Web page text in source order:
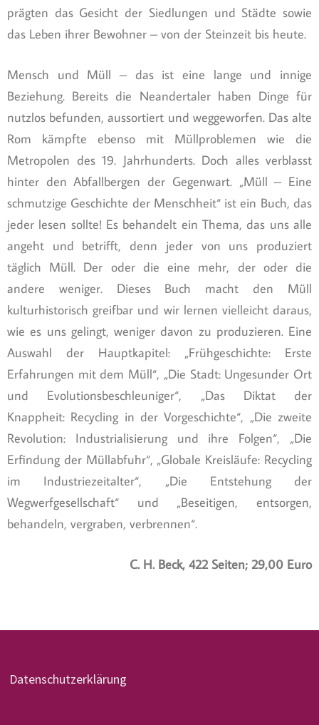
prägten das Gesicht der Siedlungen und Städte sowie
das Leben ihrer Bewohner – von der Steinzeit bis heute.
Mensch und Müll – das ist eine lange und innige
Beziehung. Bereits die Neandertaler haben Dinge für
nutzlos befunden, aussortiert und weggeworfen. Das alte
Rom kämpfte ebenso mit Müllproblemen wie die
Metropolen des 19. Jahrhunderts. Doch alles verblasst
hinter den Abfallbergen der Gegenwart. „Müll – Eine
schmutzige Geschichte der Menschheit“ ist ein Buch, das
jeder lesen sollte! Es behandelt ein Thema, das uns alle
angeht und betrifft, denn jeder von uns produziert
täglich Müll. Der oder die eine mehr, der oder die
andere weniger. Dieses Buch macht den Müll
kulturhistorisch greifbar und wir lernen vielleicht daraus,
wie es uns gelingt, weniger davon zu produzieren. Eine
Auswahl der Hauptkapitel: „Frühgeschichte: Erste
Erfahrungen mit dem Müll“, „Die Stadt: Ungesunder Ort
und Evolutionsbeschleuniger“, „Das Diktat der
Knappheit: Recycling in der Vorgeschichte“, „Die zweite
Revolution: Industrialisierung und ihre Folgen“, „Die
Erfindung der Müllabfuhr“, „Globale Kreisläufe: Recycling
im Industriezeitalter“, „Die Entstehung der
Wegwerfgesellschaft“ und „Beseitigen, entsorgen,
behandeln, vergraben, verbrennen“.
C. H. Beck, 422 Seiten; 29,00 Euro
Datenschutzerklärung